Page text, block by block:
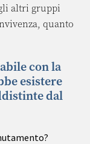
altri gruppi
quanto
con la
esistere
dal